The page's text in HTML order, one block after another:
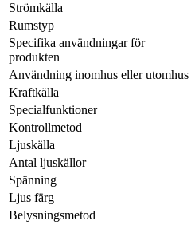
Strömkälla
Rumstyp
Specifika användningar för
produkten
Användning inomhus eller utomhus
Kraftkälla
Specialfunktioner
Kontrollmetod
Ljuskälla
Antal ljuskällor
Spänning
Ljus färg
Belysningsmetod